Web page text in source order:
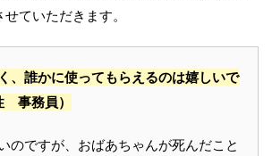
ていただきます。
、誰かに使ってもらえるのは嬉しいで
事務員）
のですが、おばあちゃんが死んだこと